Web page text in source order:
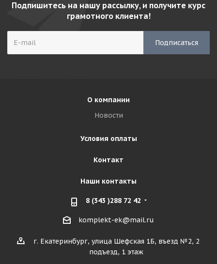
Подпишитесь на нашу рассылку, и получите курс
грамотного клиента!
О компании
Новости
Условия оплаты
Контакт
Наши контакты
8 (343 )288 72 42
komplekt-ek@mail.ru
г. Екатеринбург, улица Шефская 1Б, въезд №2, 2
подъезд, 1 этаж